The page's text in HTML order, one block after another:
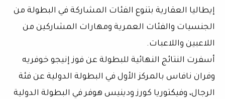
إيطاليا العقارية بتنوع الفئات المشاركة في البطولة من
الجنسيات والفئات العمرية ومهارات المشاركين من
اللاعبين واللاعبات.
أسفرت النتائج النهائية للبطولة عن فوز إنيجو خوفريه
وفران نافاس بالمركز الأول في البطولة الدولية عن فئة
الرجال، وفيكتوريا كورز ودينيس هوفر في البطولة الدولية